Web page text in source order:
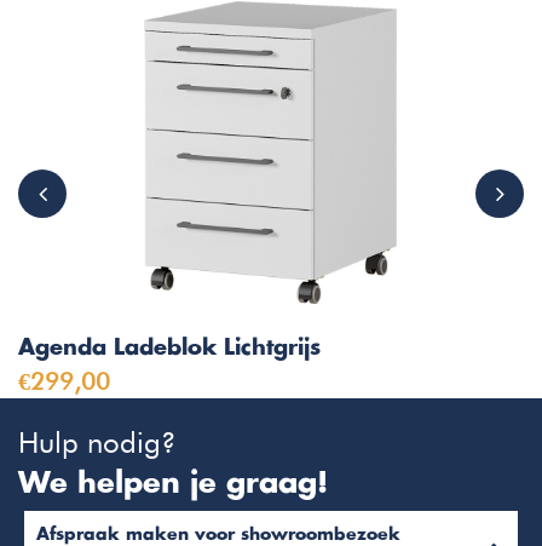
Agenda Ladeblok Lichtgrijs
€299,00
Hulp nodig?
We helpen je graag!
Afspraak maken voor showroombezoek